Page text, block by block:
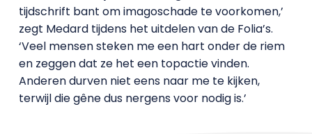
tijdschrift bant om imagoschade te voorkomen,’
zegt Medard tijdens het uitdelen van de Folia’s.
‘Veel mensen steken me een hart onder de riem
en zeggen dat ze het een topactie vinden.
Anderen durven niet eens naar me te kijken,
terwijl die gêne dus nergens voor nodig is.’